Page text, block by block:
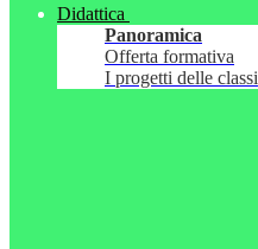
Didattica
Panoramica
Offerta formativa
I progetti delle classi